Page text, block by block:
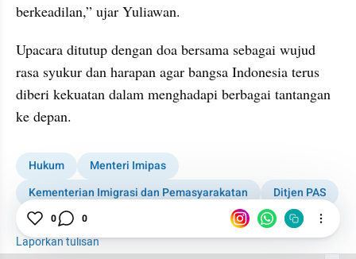
berkeadilan,” ujar Yuliawan.
Upacara ditutup dengan doa bersama sebagai wujud
rasa syukur dan harapan agar bangsa Indonesia terus
diberi kekuatan dalam menghadapi berbagai tantangan
ke depan.
Hukum
Menteri Imipas
Kementerian Imigrasi dan Pemasyarakatan
Ditjen PAS
Gresik
Laporkan tulisan
0 0